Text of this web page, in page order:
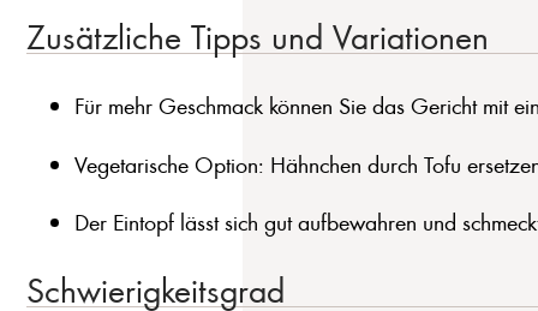
Zusätzliche Tipps und Variationen
Für mehr Geschmack können Sie das Gericht mit
Vegetarische Option: Hähnchen durch Tofu
Der Eintopf lässt sich gut aufbewahren und
Schwierigkeitsgrad